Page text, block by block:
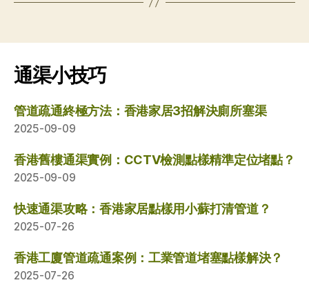
通渠小技巧
管道疏通終極方法：香港家居3招解決廁所塞渠
2025-09-09
香港舊樓通渠實例：CCTV檢測點樣精準定位堵點？
2025-09-09
快速通渠攻略：香港家居點樣用小蘇打清管道？
2025-07-26
香港工廈管道疏通案例：工業管道堵塞點樣解決？
2025-07-26